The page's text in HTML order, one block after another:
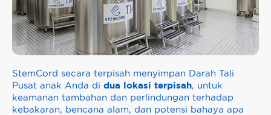
StemCord secara terpisah menyimpan Darah Tali
Pusat anak Anda di dua lokasi terpisah, untuk
keamanan tambahan dan perlindungan terhadap
kebakaran, bencana alam, dan potensi bahaya apa